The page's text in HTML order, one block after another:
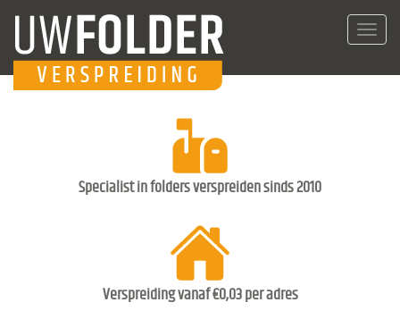
Specialist in folders verspreiden sinds 2010
Verspreiding vanaf €0,03 per adres